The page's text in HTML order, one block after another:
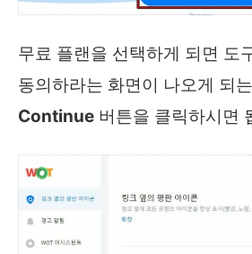
무료 플랜을 선택하게 되면 도
동의하라는 화면이 나오게 되
Continue 버튼을 클릭하시면